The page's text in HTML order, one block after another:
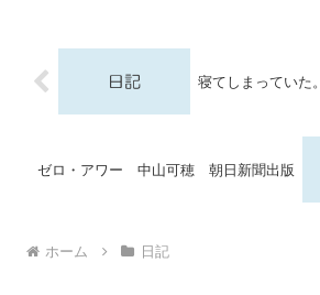
寝てしまっていた。
ゼロ・アワー 中山可穂 朝日新聞出版
ホーム 日記